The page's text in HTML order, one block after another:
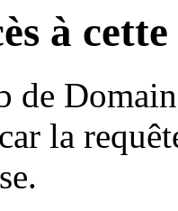
à
de
la